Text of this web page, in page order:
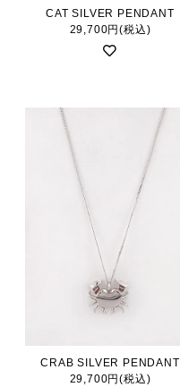
CAT SILVER PENDANT
29,700円(税込)
CRAB SILVER PENDANT
29,700円(税込)